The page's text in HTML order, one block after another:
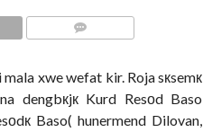
xwe wefat kir. Roja sкsemк
dengbкjк Kurd Resоd Baso
Baso( hunermend Dilovan,